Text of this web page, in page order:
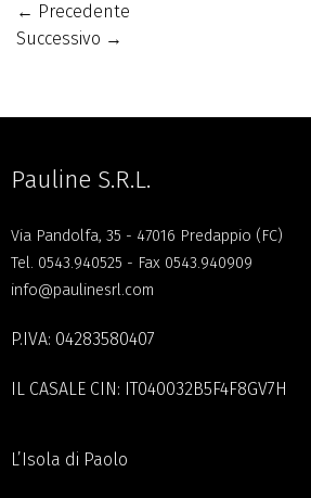
← Precedente
Successivo →
Pauline S.R.L.
Via Pandolfa, 35 - 47016 Predappio (FC)
Tel. 0543.940525 - Fax 0543.940909
info@paulinesrl.com
P.IVA: 04283580407
IL CASALE CIN: IT040032B5F4F8GV7H
L’Isola di Paolo